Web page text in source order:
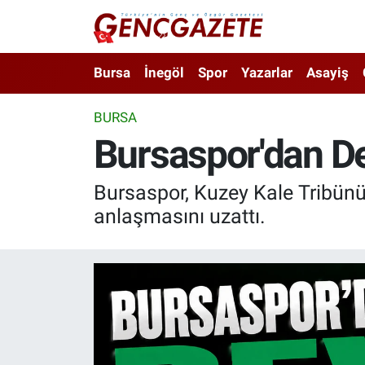
Bursa İnegöl Spor Yazarlar Asayiş
BURSA
Bursaspor'dan
Bursaspor, Kuzey Kale
anlaşmasını uzattı.
3.SAYFA
Nöbetçi Eczaneler
Trafik Durumu
Süper Lig Puan Durumu ve Fikstür
Tüm Manşetler
Haber Arşivi